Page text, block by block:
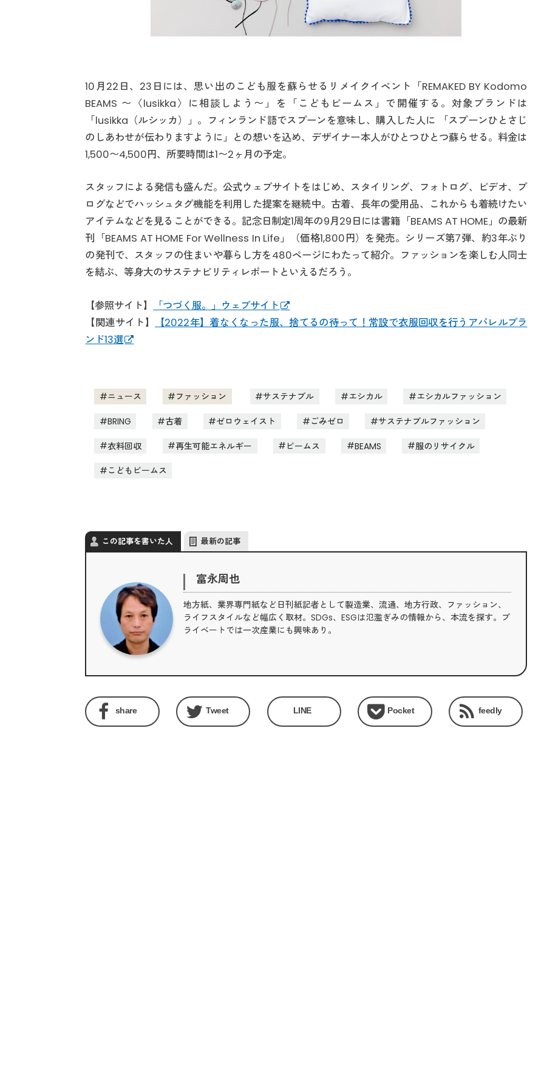
10月22日、23日には、思い出のこども服を蘇らせるリメイクイベント「REMAKED BY Kodomo
BEAMS 〜〈lusikka〉に相談しよう〜」を「こどもビームス」で開催する。対象ブランドは
「lusikka（ルシッカ）」。フィンランド語でスプーンを意味し、購入した人に 「スプーンひとさじ
のしあわせが伝わりますように」との想いを込め、デザイナー本人がひとつひとつ蘇らせる。料金は
1,500〜4,500円、所要時間は1〜2ヶ月の予定。
スタッフによる発信も盛んだ。公式ウェブサイトをはじめ、スタイリング、フォトログ、ビデオ、ブ
ログなどでハッシュタグ機能を利用した提案を継続中。古着、長年の愛用品、これからも着続けたい
アイテムなどを見ることができる。記念日制定1周年の9月29日には書籍「BEAMS AT HOME」の最新
刊「BEAMS AT HOME For Wellness In Life」（価格1,800円）を発売。シリーズ第7弾、約3年ぶり
の発刊で、スタッフの住まいや暮らし方を480ページにわたって紹介。ファッションを楽しむ人同士
を結ぶ、等身大のサステナビリティレポートといえるだろう。
【参照サイト】
「つづく服。」ウェブサイト
【関連サイト】
【2022年】着なくなった服、捨てるの待って！常設で衣服回収を行うアパレルブラ
ンド13選
ニュース ファッション サステナブル エシカル エシカルファッション
BRING 古着 ゼロウェイスト ごみゼロ サステナブルファッション
衣料回収 再生可能エネルギー ビームス BEAMS 服のリサイクル
こどもビームス
この記事を書いた人 最新の記事
富永周也
地方紙、業界専門紙など日刊紙記者として製造業、流通、地方行政、ファッション、
ライフスタイルなど幅広く取材。SDGs、ESGは氾濫ぎみの情報から、本流を探す。プ
ライベートでは一次産業にも興味あり。
share Tweet LINE Pocket feedly